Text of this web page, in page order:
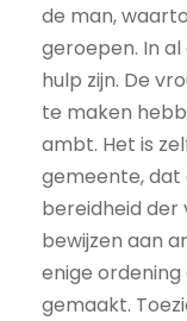
de man,
geroepen. In
hulp zijn. De
te maken
ambt. Het is
gemeente, dat
bereidheid der
bewijzen aan
enige
gemaakt.